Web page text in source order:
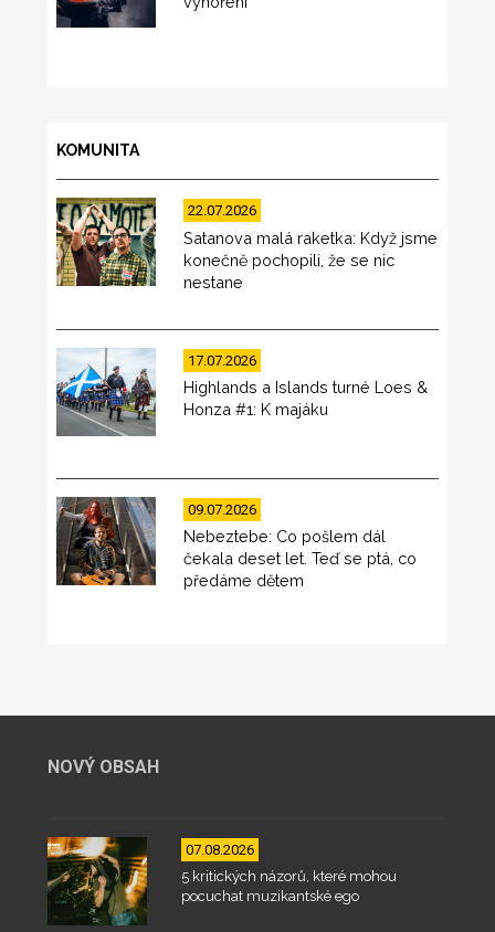
KOMUNITA
22.07.2026
Satanova malá raketka: Když jsme
konečně pochopili, že se nic
nestane
17.07.2026
Highlands a Islands turné Loes &
Honza #1: K majáku
09.07.2026
Nebeztebe: Co pošlem dál
čekala deset let. Teď se ptá, co
předáme dětem
NOVÝ OBSAH
07.08.2026
5 kritických názorů, které mohou
pocuchat muzikantské ego